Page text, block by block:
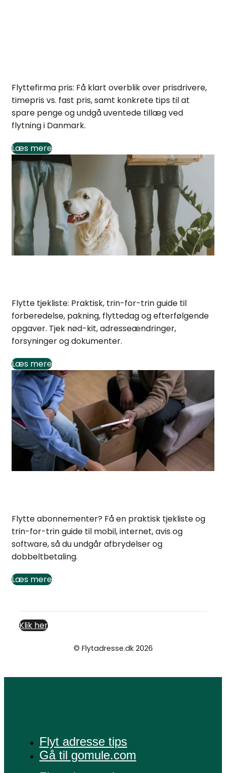
Flyttefirma pris: Få klart overblik over prisdrivere,
timepris vs. fast pris, samt konkrete tips til at
spare penge og undgå uventede tillæg ved
flytning i Danmark.
Læs mere
Flytte tjekliste: Praktisk, trin-for-trin guide til
forberedelse, pakning, flyttedag og efterfølgende
opgaver. Tjek nød-kit, adresseændringer,
forsyninger og dokumenter.
Læs mere
Flytte abonnementer? Få en praktisk tjekliste og
trin-for-trin guide til mobil, internet, avis og
software, så du undgår afbrydelser og
dobbeltbetaling.
Læs mere
Klik her
© Flytadresse.dk 2026
Flyt adresse tips
Gå til gomule.com